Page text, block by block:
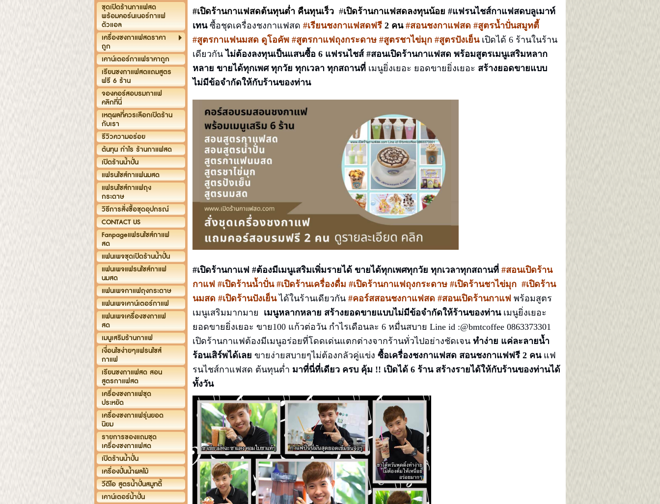
ชุดเปิดร้านกาแฟสด
พร้อมคอร์นเนอร์กาแฟ
ตัวแอล
เครื่องชงกาแฟสดราคา
ถูก
เคาน์เตอร์กาแฟราคาถูก
เรียนชงกาแฟสดแถมสูตร
ฟรี 6 ร้าน
จองคอร์สอบรมกาแฟ
คลิกที่นี่
เหตุผลที่ควรเลือกเปิดร้าน
กับเรา
รีวิวความอร่อย
ต้นทุน กำไร ร้านกาแฟสด
เปิดร้านน้ำปั่น
แฟรนไชส์กาแฟนมสด
แฟรนไชส์กาแฟถุง
กระดาษ
วิธีการสั่งซื้อชุดอุปกรณ์
CONTACT US
Fanpageแฟรนไชส์กาแฟ
สด
แฟนเพจชุดเปิดร้านน้ำปั่น
แฟนเพจแฟรนไชส์กาแฟ
นมสด
แฟนเพจกาแฟถุงกระดาษ
แฟนเพจเคาน์เตอร์กาแฟ
แฟนเพจเครื่องชงกาแฟ
สด
เมนูเสริมร้านกาแฟ
เงื่อนไขง่ายๆแฟรนไชส์
กาแฟ
เรียนชงกาแฟสด สอน
สูตรกาแฟสด
เครื่องชงกาแฟชุด
ประหยัด
เครื่องชงกาแฟรุ่นยอด
นิยม
รายการของแถมชุด
เครื่องชงกาแฟสด
เปิดร้านน้ำปั่น
เครื่องปั่นน้ำผลไม้
วีดีโอ สูตรน้ำปั่นสมูทตี้
เคาน์เตอร์น้ำปั่น
#เปิดร้านกาแฟสดต้นทุนต่ำ คืนทุนเร็ว #เปิดร้านกาแฟสดลงทุนน้อย #แฟรนไชส์กาแฟสดบลูเมาท์
เทนซื้อชุดเครื่องชงกาแฟสด#เรียนชงกาแฟสดฟรี 2 คน #สอนชงกาแฟสด #สูตรน้ำปั่นสมูทตี้
#สูตรกาแฟนมสด ดูโอคัพ #สูตรกาแฟถุงกระดาษ #สูตรชาไข่มุก #สูตรปังเย็นเปิดได้ 6 ร้านในร้าน
เดียวกันไม่ต้องลงทุนเป็นแสนซื้อ 6 แฟรนไชส์ #สอนเปิดร้านกาแฟสด พร้อมสูตรเมนูเสริมหลาก
หลาย ขายได้ทุกเพศ ทุกวัย ทุกเวลา ทุกสถานที่ เมนูยิ่งเยอะ ยอดขายยิ่งเยอะ สร้างยอดขายแบบ
ไม่มีข้อจำกัดให้กับร้านของท่าน
#เปิดร้านกาแฟ#ต้องมีเมนูเสริมเพิ่มรายได้ ขายได้ทุกเพศทุกวัย ทุกเวลาทุกสถานที่ #สอนเปิดร้าน
กาแฟ #เปิดร้านน้ำปั่น #เปิดร้านเครื่องดื่ม #เปิดร้านกาแฟถุงกระดาษ #เปิดร้านชาไข่มุก #เปิดร้าน
นมสด #เปิดร้านปังเย็นได้ในร้านเดียวกัน#คอร์สสอนชงกาแฟสด #สอนเปิดร้านกาแฟ พร้อมสูตร
เมนูเสริมมากมาย เมนูหลากหลาย สร้างยอดขายแบบไม่มีข้อจำกัดให้ร้านของท่านเมนูยิ่งเยอะ
ยอดขายยิ่งเยอะ ขาย100 แก้วต่อวัน กำไรเดือนละ 6 หมื่นสบาย Line id :@bmtcoffee 0863373301
เปิดร้านกาแฟต้องมีเมนูอร่อยที่โดดเด่นแตกต่างจากร้านทั่วไปอย่างชัดเจนทำง่าย แค่ละลายน้ำ
ร้อนเสิร์พได้เลย ขายง่ายสบายๆไม่ต้องกลัวคู่แข่งซื้อเครื่องชงกาแฟสด สอนชงกาแฟฟรี 2 คนแฟ
รนไชส์กาแฟสด ต้นทุนต่ำ มาที่นี่ที่เดียว ครบ คุ้ม !! เปิดได้ 6 ร้าน สร้างรายได้ให้กับร้านของท่านได้
ทั้งวัน